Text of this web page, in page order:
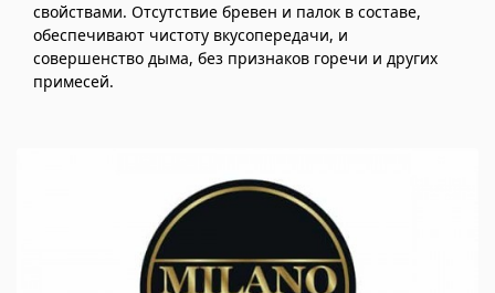
свойствами. Отсутствие бревен и палок в составе,
обеспечивают чистоту вкусопередачи, и
совершенство дыма, без признаков горечи и других
примесей.